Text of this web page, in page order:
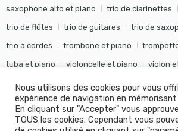
saxophone alto et piano trio de clarinettes
trio de flûtes trio de guitares trio de
trio à cordes trombone et piano
tuba et piano violoncelle et piano violon
© Editions Soldano - Tous droits
Nous utilisons des cookies pour vous
expérience de navigation en
En cliquant sur "Accepter" vous
TOUS les cookies. Cependant vous